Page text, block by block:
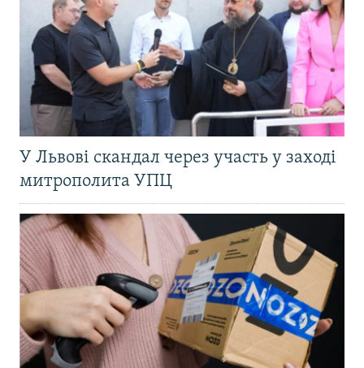
У Львові скандал через участь у заході
митрополита УПЦ